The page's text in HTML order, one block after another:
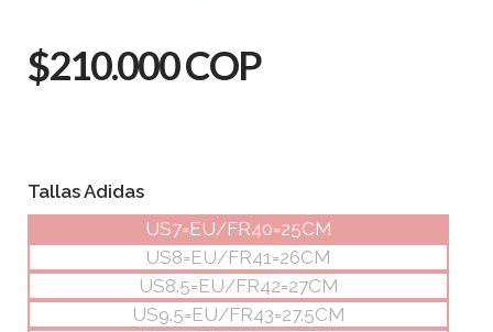
$210.000 COP
Tallas Adidas
US7=EU/FR40=25CM
US8=EU/FR41=26CM
US8.5=EU/FR42=27CM
US9.5=EU/FR43=27.5CM